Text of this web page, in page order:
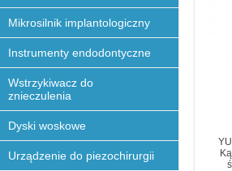
Mikrosilnik implantologiczny
Instrumenty endodontyczne
Wstrzykiwacz do
znieczulenia
Dyski woskowe
Urządzenie do piezochirurgii